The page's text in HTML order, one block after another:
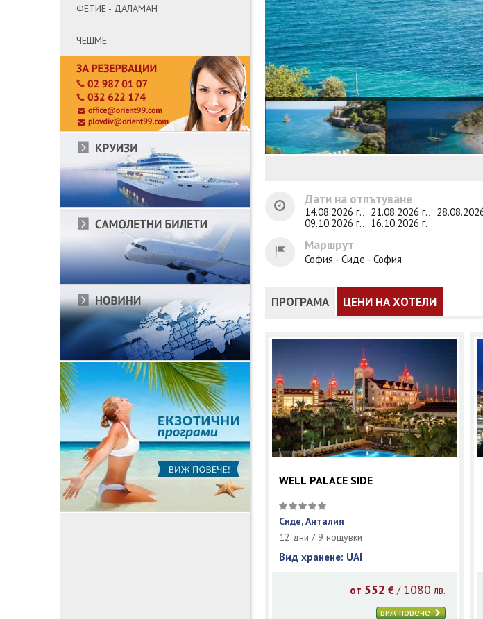
ФЕТИЕ - ДАЛАМАН
ЧЕШМЕ
Дати на отпътуване
14.08.2026 г., 21.08.2026 г.,
09.10.2026 г., 16.10.2026 г.
Маршрут
София - Сиде - София
ПРОГРАМА ЦЕНИ НА ХОТЕЛИ
WELL PALACE SIDE
Сиде, Анталия
12 дни / 9 нощувки
Вид хранене: UAI
от 552 € / 1080 лв.
виж повече